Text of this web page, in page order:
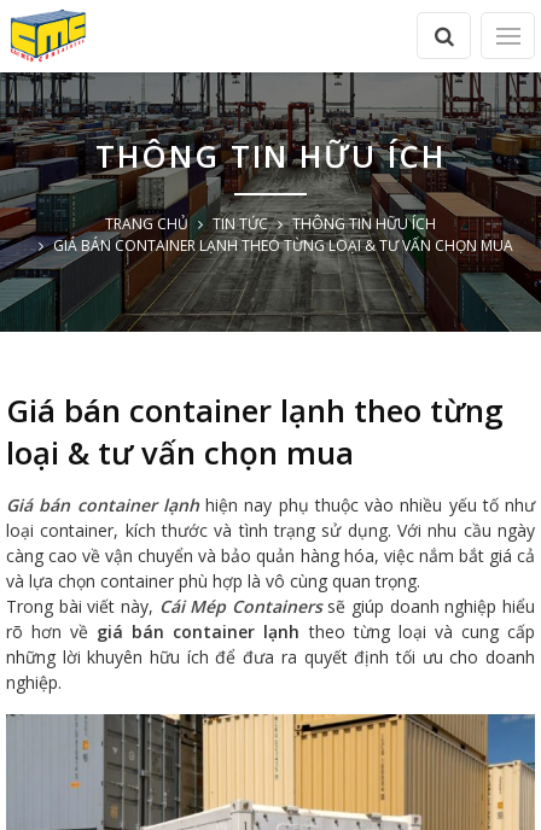
THÔNG TIN HỮU ÍCH
TRANG CHỦ TIN TỨC
THÔNG TIN HỮU ÍCH
GIÁ BÁN CONTAINER LẠNH THEO TỪNG LOẠI & TƯ VẤN CHỌN MUA
Giá bán container lạnh theo từng
loại & tư vấn chọn mua
Giá bán container lạnh hiện nay phụ thuộc vào nhiều yếu tố như
loại container, kích thước và tình trạng sử dụng. Với nhu cầu ngày
càng cao về vận chuyển và bảo quản hàng hóa, việc nắm bắt giá cả
và lựa chọn container phù hợp là vô cùng quan trọng.
Trong bài viết này, Cái Mép Containerssẽ giúp doanh nghiệp hiểu
rõ hơn về giá bán container lạnh theo từng loại và cung cấp
những lời khuyên hữu ích để đưa ra quyết định tối ưu cho doanh
nghiệp.